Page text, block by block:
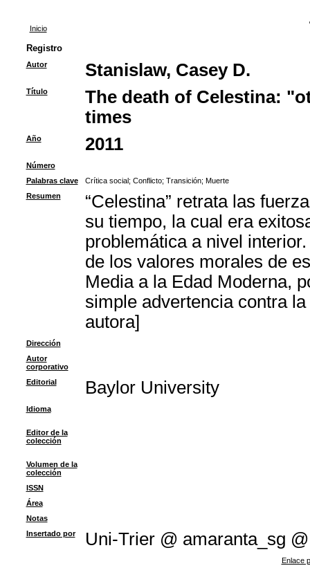
Inicio
Registro
Autor Stanislaw, Casey D.
Título
The death of Celestina:
times
Año 2011
Número
Palabras clave
Crítica social; Conflicto; Transición; Muerte
Resumen
“Celestina” retrata las
su tiempo, la cual era
problemática a nivel
de los valores morales de
Media a la Edad Moderna,
simple advertencia contra
autora]
Dirección
Autor
corporativo
Editorial
Baylor University
Idioma
Editor de la
colección
Volumen de la
colección
ISSN
Área
Notas
Insertado por
Uni-Trier @ amaranta_sg @
Enlace